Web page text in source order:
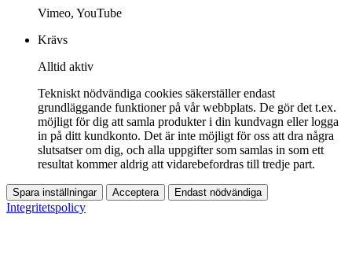
Vimeo, YouTube
Krävs
Alltid aktiv
Tekniskt nödvändiga cookies säkerställer endast
grundläggande funktioner på vår webbplats. De gör det t.ex.
möjligt för dig att samla produkter i din kundvagn eller logga
in på ditt kundkonto. Det är inte möjligt för oss att dra några
slutsatser om dig, och alla uppgifter som samlas in som ett
resultat kommer aldrig att vidarebefordras till tredje part.
Spara inställningar Acceptera Endast nödvändiga
Integritetspolicy